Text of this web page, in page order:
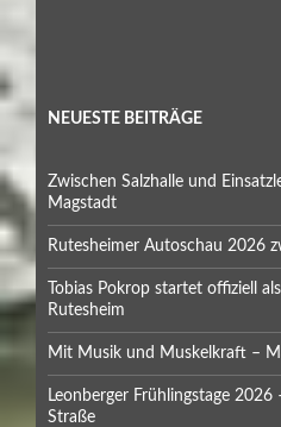
NEUESTE BEITRÄGE
Zwischen Salzhalle und
Magstadt
Rutesheimer Autoschau 2026
Tobias Pokrop startet offiziell
Rutesheim
Mit Musik und Muskelkraft –
Leonberger Frühlingstage
Straße